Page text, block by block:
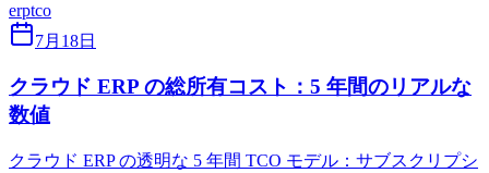
erptco
7月18日
クラウド ERP の総所有コスト：5 年間のリアルな
数値
クラウド ERP の透明な 5 年間 TCO モデル：サブスクリプシ